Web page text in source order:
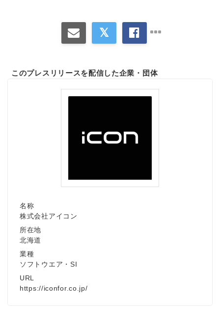
このプレスリリースを配信した企業・団体
名称
株式会社アイコン
所在地
北海道
業種
ソフトウエア・SI
URL
https://iconfor.co.jp/